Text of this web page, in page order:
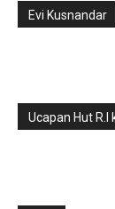
Evi Kusnandar
Ucapan Hut R.I